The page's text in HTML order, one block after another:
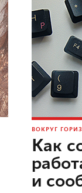
ВОКРУГ
Как
и